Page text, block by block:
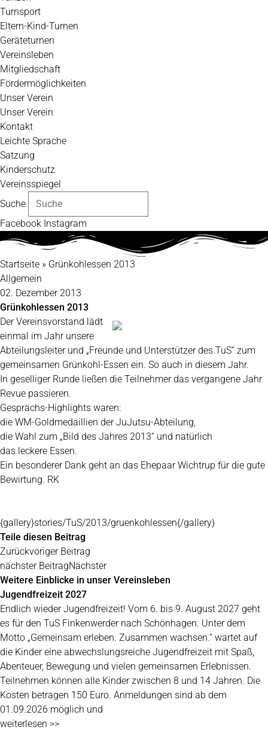
Turnsport
Eltern-Kind-Turnen
Geräteturnen
Vereinsleben
Mitgliedschaft
Fördermöglichkeiten
Unser Verein
Unser Verein
Kontakt
Leichte Sprache
Satzung
Kinderschutz
Vereinsspiegel
Suche
Facebook Instagram
Startseite » Grünkohlessen 2013
Allgemein
02. Dezember 2013
Grünkohlessen 2013
Der Vereinsvorstand lädt
einmal im Jahr unsere
Abteilungsleiter und „Freunde und Unterstützer des TuS“ zum
gemeinsamen Grünkohl-Essen ein. So auch in diesem Jahr.
In geselliger Runde ließen die Teilnehmer das vergangene Jahr
Revue passieren.
Gesprächs-Highlights waren:
die WM-Goldmedaillien der JuJutsu-Abteilung,
die Wahl zum „Bild des Jahres 2013“ und natürlich
das leckere Essen.
Ein besonderer Dank geht an das Ehepaar Wichtrup für die gute
Bewirtung. RK
{gallery}stories/TuS/2013/gruenkohlessen{/gallery}
Teile diesen Beitrag
Zurückvoriger Beitrag
nächster BeitragNächster
Weitere Einblicke in unser Vereinsleben
Jugendfreizeit 2027
Endlich wieder Jugendfreizeit! Vom 6. bis 9. August 2027 geht
es für den TuS Finkenwerder nach Schönhagen. Unter dem
Motto „Gemeinsam erleben. Zusammen wachsen.“ wartet auf
die Kinder eine abwechslungsreiche Jugendfreizeit mit Spaß,
Abenteuer, Bewegung und vielen gemeinsamen Erlebnissen.
Teilnehmen können alle Kinder zwischen 8 und 14 Jahren. Die
Kosten betragen 150 Euro. Anmeldungen sind ab dem
01.09.2026 möglich und
weiterlesen >>